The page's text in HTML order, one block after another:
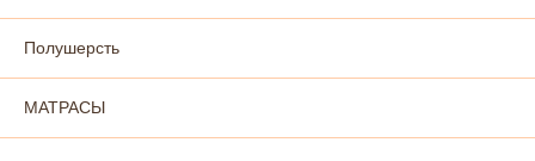
Полушерсть
МАТРАСЫ